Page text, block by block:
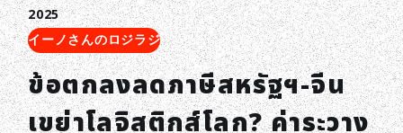
2025
イーノさんのロジラジ
ข้อตกลงลดภาษีสหรัฐฯ-จีน
เขย่าโลจิสติกส์โลก? ค่าระวาง